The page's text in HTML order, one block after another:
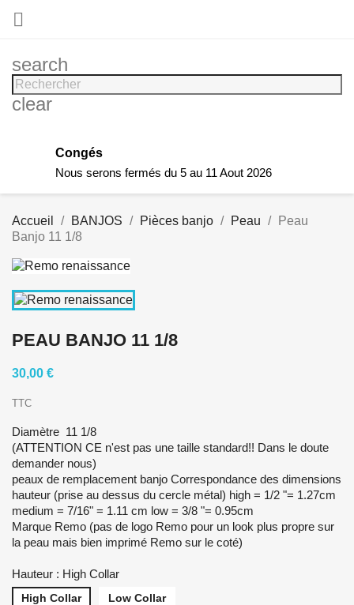

search
clear
Congés
Nous serons fermés du 5 au 11 Aout 2026
Accueil BANJOS Pièces banjo Peau
Peau
Banjo 11 1/8
PEAU BANJO 11 1/8
30,00 €
TTC
Diamètre 11 1/8
(ATTENTION CE n'est pas une taille standard!! Dans le doute
demander nous)
peaux de remplacement banjo Correspondance des dimensions
hauteur (prise au dessus du cercle métal) high = 1/2 "= 1.27cm
medium = 7/16" = 1.11 cm low = 3/8 "= 0.95cm
Marque Remo (pas de logo Remo pour un look plus propre sur
la peau mais bien imprimé Remo sur le coté)
Hauteur : High Collar
High Collar Low Collar